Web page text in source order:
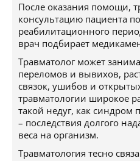
После оказания помощи,
консультацию пациента
реабилитационного
врач подбирает
Травматолог может
переломов и вывихов,
связок, ушибов и
травматологии широкое
такой недуг, как синдром
– последствия долгого
веса на организм.
Травматология тесно